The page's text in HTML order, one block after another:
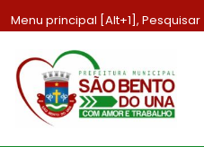
Menu principal [Alt+1],